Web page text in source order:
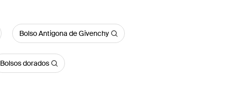
Bolso Antigona de Givenchy
Bolsos dorados